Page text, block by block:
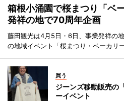
箱根小涌園で桜まつり「ベ
発祥の地で70周年企画
藤田観光は4月5日・6日、事業発祥の
の地域イベント「桜まつり・ベーカリ
買う
ジーンズ移動販売の
ーイベント